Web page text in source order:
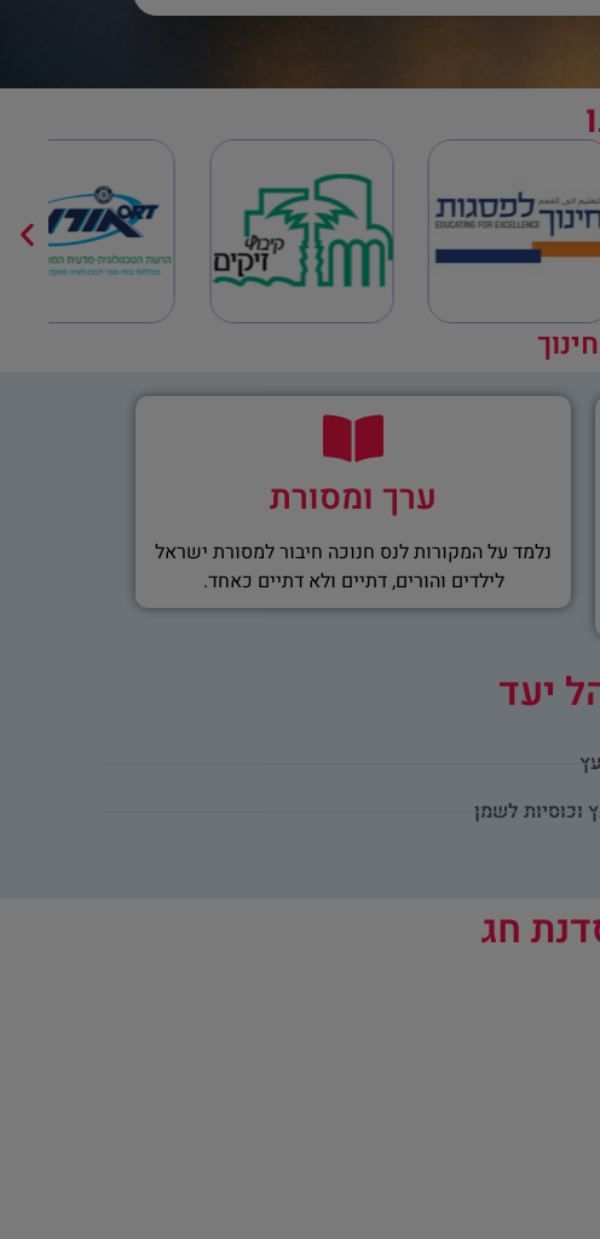
ערך ומסורת
נלמד על המקורות לנס חנוכה חיבור למסורת ישראל
לילדים והורים, דתיים ולא דתיים כאחד.
יעד
וכוסיות לשמן
חג